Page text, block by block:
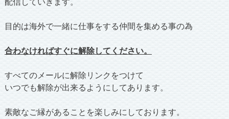
目的は海外で一緒に仕事をする仲間を集める事の為
合わなければすぐに解除してください。
すべてのメールに解除リンクをつけて
いつでも解除が出来るようにしてあります。
素敵なご縁があることを楽しみにしております。